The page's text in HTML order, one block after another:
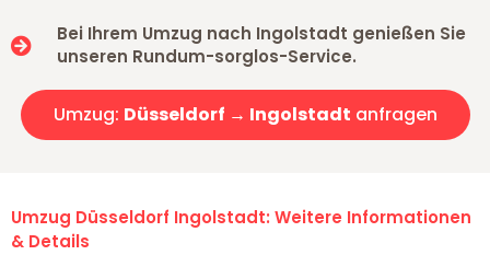
Bei Ihrem Umzug nach Ingolstadt genießen Sie
unseren Rundum-sorglos-Service.
Umzug: Düsseldorf → Ingolstadt anfragen
Umzug Düsseldorf Ingolstadt: Weitere Informationen
& Details